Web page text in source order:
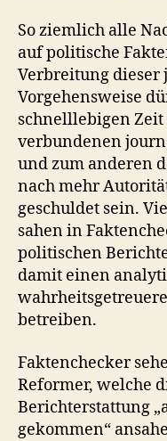
So ziemlich alle
auf politische
Verbreitung dieser
Vorgehensweise
schnelllebigen
verbundenen
und zum anderen
nach mehr
geschuldet sein.
sahen in
politischen
damit einen
betreiben.
Faktenchecker
Reformer, welche
Berichterstattung
gekommen“